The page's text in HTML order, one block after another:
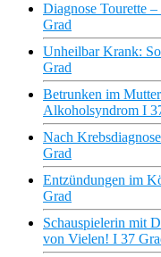
Diagnose Tourette
Grad
Unheilbar Krank:
Grad
Betrunken im
Alkoholsyndrom I
Nach
Grad
Entzündungen im
Grad
Schauspielerin mit
von Vielen! I 37